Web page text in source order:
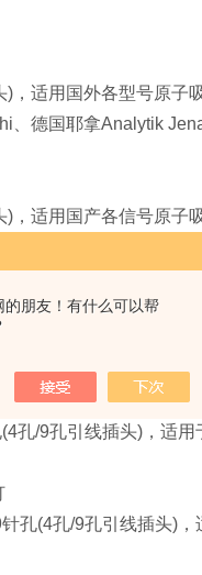
的朋友！有什么可以帮
)，适用国外各型号原子
德国耶拿Analytik
， 适用国产各信号原子
安徽皖仪、沈阳华光、
头)，适用美国
孔/9孔引线插头)，适用
孔(4孔/9孔引线插头)，